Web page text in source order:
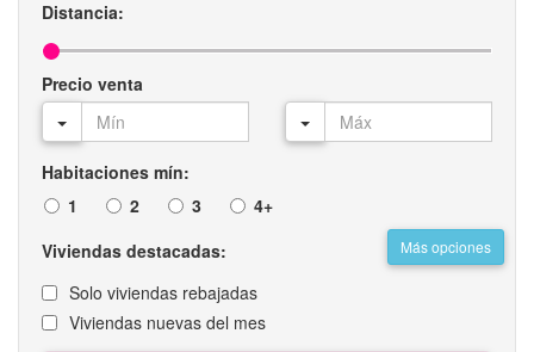
Distancia:
Precio venta
Habitaciones mín:
1
2 3 4+
Más opciones
Viviendas destacadas:
Solo viviendas rebajadas
Viviendas nuevas del mes